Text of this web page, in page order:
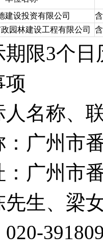
建设投资有限公司
园林建设工程有限公司
期限3个日
项
人名称、
广州市
广州市
生、梁
020-